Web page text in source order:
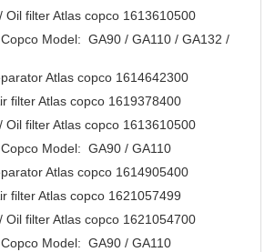
Oil filter Atlas copco 1613610500
Model: GA90 / GA110 / GA132 /
Atlas copco 1614642300
filter Atlas copco 1619378400
Oil filter Atlas copco 1613610500
Copco Model: GA90 / GA110
Atlas copco 1614905400
filter Atlas copco 1621057499
Oil filter Atlas copco 1621054700
Copco Model: GA90 / GA110